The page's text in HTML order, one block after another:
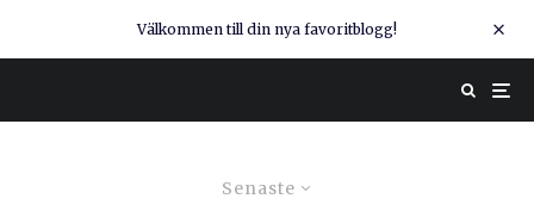
Välkommen till din nya favoritblogg!
Senaste